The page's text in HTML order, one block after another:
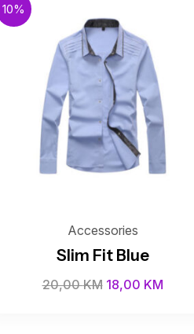
10%
Accessories
Slim Fit Blue
20,00KM 18,00 KM